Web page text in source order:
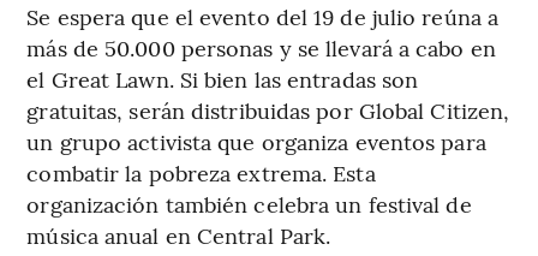
Se espera que el evento del 19 de julio reúna a
más de 50.000 personas y se llevará a cabo en
el Great Lawn. Si bien las entradas son
gratuitas, serán distribuidas por Global Citizen,
un grupo activista que organiza eventos para
combatir la pobreza extrema. Esta
organización también celebra un festival de
música anual en Central Park.